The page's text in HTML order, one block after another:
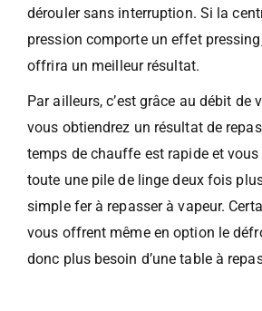
dérouler sans interruption. Si la
pression comporte un effet
offrira un meilleur résultat.
Par ailleurs, c’est grâce au débit de
vous obtiendrez un résultat de
temps de chauffe est rapide et
toute une pile de linge deux fois
simple fer à repasser à vapeur.
vous offrent même en option le
donc plus besoin d’une table à